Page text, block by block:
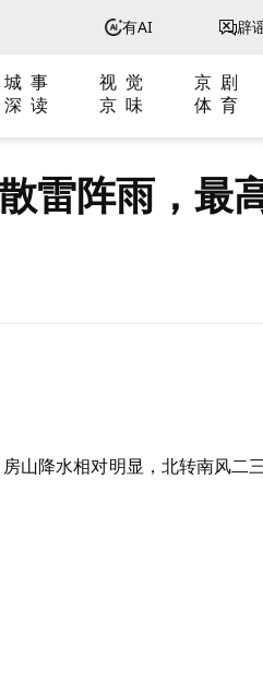
有AI 辟
城 事 视 觉 京 剧
深 读 京 味 体 育
雷阵雨，最
山降水相对明显，北转南风二